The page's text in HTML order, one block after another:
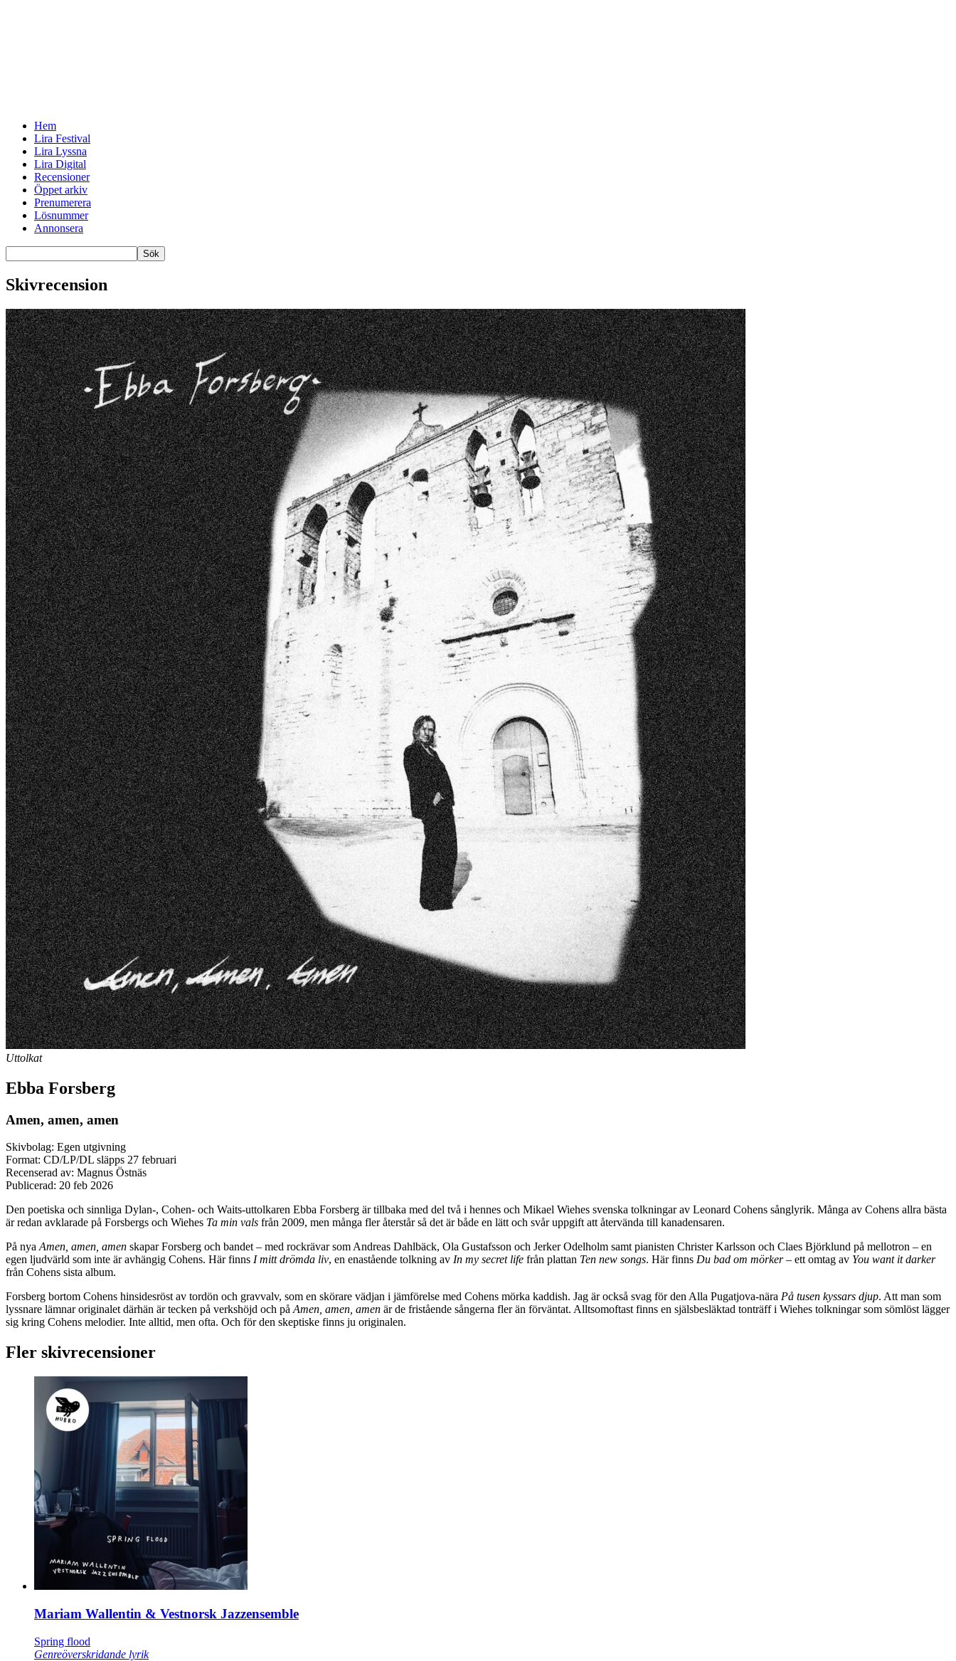
Hem
Lira Festival
Lira Lyssna
Lira Digital
Recensioner
Öppet arkiv
Prenumerera
Lösnummer
Annonsera
Skivrecension
Uttolkat
Ebba Forsberg
Amen, amen, amen
Skivbolag: Egen utgivning
Format: CD/LP/DL släpps 27 februari
Recenserad av: Magnus Östnäs
Publicerad: 20 feb 2026
Den poetiska och sinnliga Dylan-, Cohen- och Waits-uttolkaren Ebba Forsberg är tillbaka med del två i hennes och Mikael Wiehes svenska tolkningar av Leonard Cohens sånglyrik. Många av Cohens allra bästa
är redan avklarade på Forsbergs och Wiehes Ta min vals från 2009, men många fler återstår så det är både en lätt och svår uppgift att återvända till kanadensaren.
På nya Amen, amen, amen skapar Forsberg och bandet – med rockrävar som Andreas Dahlbäck, Ola Gustafsson och Jerker Odelholm samt pianisten Christer Karlsson och Claes Björklund på mellotron – en
egen ljudvärld som inte är avhängig Cohens. Här finns I mitt drömda liv, en enastående tolkning av In my secret life från plattan Ten new songs. Här finns Du bad om mörker– ett omtag av You want it darker
från Cohens sista album.
Forsberg bortom Cohens hinsidesröst av tordön och gravvalv, som en skörare vädjan i jämförelse med Cohens mörka kaddish. Jag är också svag för den Alla Pugatjova-nära På tusen kyssars djup. Att man som
lyssnare lämnar originalet därhän är tecken på verkshöjd och på Amen, amen, amen är de fristående sångerna fler än förväntat. Alltsomoftast finns en själsbesläktad tonträff i Wiehes tolkningar som sömlöst lägger
sig kring Cohens melodier. Inte alltid, men ofta. Och för den skeptiske finns ju originalen.
Fler skivrecensioner
Mariam Wallentin & Vestnorsk Jazzensemble
Spring flood
Genreöverskridande lyrik